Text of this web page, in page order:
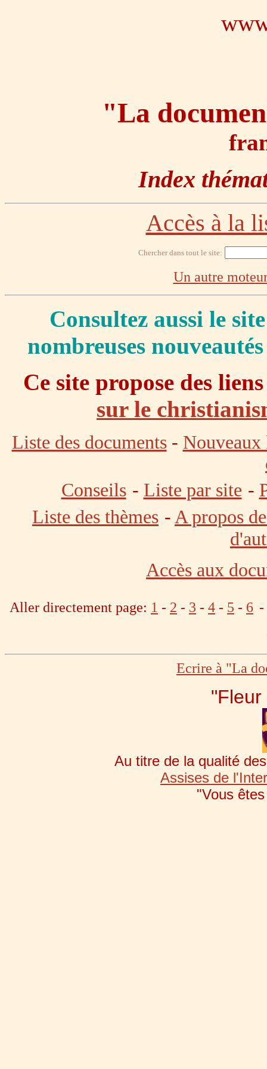
"La
Index
Accès à la
Chercher dans tout le site:
Un autre
Consultez aussi le
nombreuses
Ce site propose des
sur le
Liste des documents- Nouveaux
Conseils - Liste par site -
Liste des thèmes - A propos
Accès aux
Aller directement page: 1 - 2 - 3 - 4 - 5 - 6 -
Ecrire à "La
"Fleur
Au titre de la qualité
Assises de
"Vous